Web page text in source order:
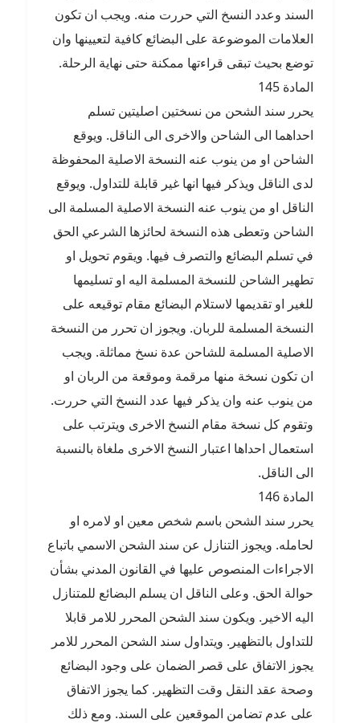
السند وعدد النسخ التي حررت منه. ويجب ان تكون
العلامات الموضوعة على البضائع كافية لتعيينها وان
توضع بحيث تبقى قراءتها ممكنة حتى نهاية الرحلة.
المادة 145
يحرر سند الشحن من نسختين اصليتين تسلم
احداهما الى الشاحن والاخرى الى الناقل. ويوقع
الشاحن او من ينوب عنه النسخة الاصلية المحفوظة
لدى الناقل ويذكر فيها انها غير قابلة للتداول. ويوقع
الناقل او من ينوب عنه النسخة الاصلية المسلمة الى
الشاحن وتعطى هذه النسخة لحائزها الشرعي الحق
في تسلم البضائع والتصرف فيها. ويقوم تحويل او
تطهير الشاحن للنسخة المسلمة اليه او تسليمها
للغير او تقديمها لاستلام البضائع مقام توقيعه على
النسخة المسلمة للربان. ويجوز ان تحرر من النسخة
الاصلية المسلمة للشاحن عدة نسخ مماثلة. ويجب
ان تكون نسخة منها مرقمة وموقعة من الربان او
من ينوب عنه وان يذكر فيها عدد النسخ التي حررت.
وتقوم كل نسخة مقام النسخ الاخرى ويترتب على
استعمال احداها اعتبار النسخ الاخرى ملغاة بالنسبة
الى الناقل.
المادة 146
يحرر سند الشحن باسم شخص معين او لامره او
لحامله. ويجوز التنازل عن سند الشحن الاسمي باتباع
الاجراءات المنصوص عليها في القانون المدني بشأن
حوالة الحق. وعلى الناقل ان يسلم البضائع للمتنازل
اليه الاخير. ويكون سند الشحن المحرر للامر قابلا
للتداول بالتظهير. ويتداول سند الشحن المحرر للامر
يجوز الاتفاق على قصر الضمان على وجود البضائع
وصحة عقد النقل وقت التظهير. كما يجوز الاتفاق
على عدم تضامن الموقعين على السند. ومع ذلك